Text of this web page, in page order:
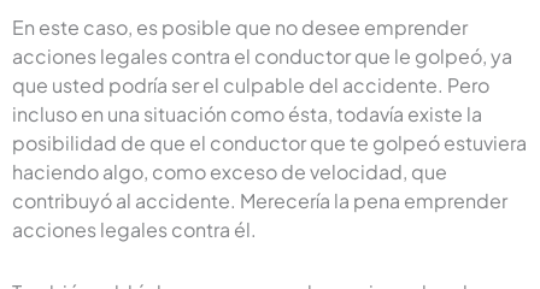
En este caso, es posible que no desee emprender
acciones legales contra el conductor que le golpeó, ya
que usted podría ser el culpable del accidente. Pero
incluso en una situación como ésta, todavía existe la
posibilidad de que el conductor que te golpeó estuviera
haciendo algo, como exceso de velocidad, que
contribuyó al accidente. Merecería la pena emprender
acciones legales contra él.